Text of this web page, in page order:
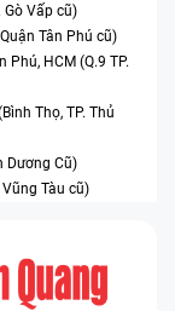
Gò Vấp cũ)
Tân Phú cũ)
Phú, HCM (Q.9 TP.
Thọ, TP. Thủ
Dương Cũ)
Vũng Tàu cũ)